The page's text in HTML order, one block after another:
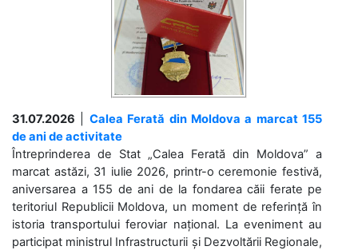
31.07.2026
Calea Ferată din Moldova a marcat 155
de ani de activitate
Întreprinderea de Stat „Calea Ferată din Moldova” a
marcat astăzi, 31 iulie 2026, printr-o ceremonie festivă,
aniversarea a 155 de ani de la fondarea căii ferate pe
teritoriul Republicii Moldova, un moment de referință în
istoria transportului feroviar național. La eveniment au
participat ministrul Infrastructurii și Dezvoltării Regionale,